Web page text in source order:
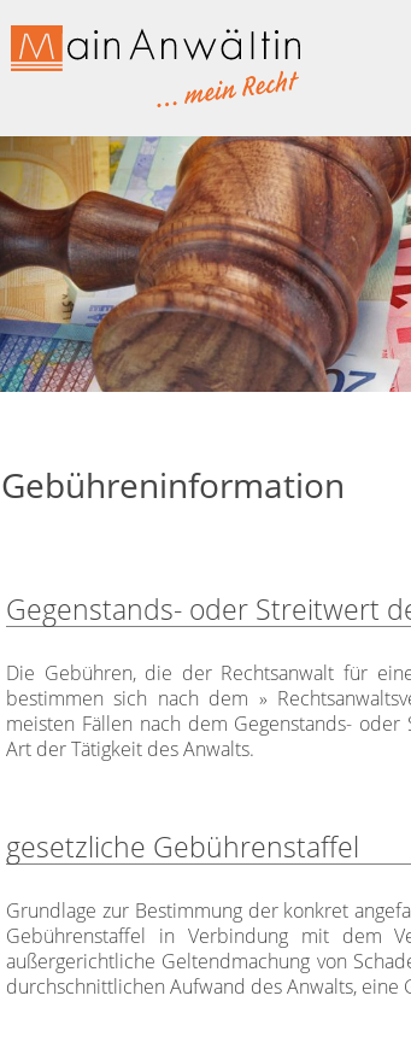
MainAnwältin
Gebühreninformation
Gegenstands- oder Streitwert
Die Gebühren, die der Rechtsanwalt für
bestimmen sich nach dem
meisten Fällen nach dem Gegenstands-
Art der Tätigkeit des Anwalts.
gesetzliche Gebührenstaffel
Grundlage zur Bestimmung der konkret
Gebührenstaffel in Verbindung mit dem
außergerichtliche Geltendmachung von
durchschnittlichen Aufwand des Anwalts, eine